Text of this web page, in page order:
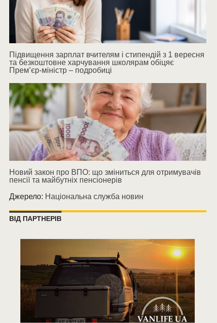
Підвищення зарплат вчителям і стипендій з 1 вересня
та безкоштовне харчування школярам обіцяє
Прем’єр-міністр – подробиці
Новий закон про ВПО: що зміниться для отримувачів
пенсії та майбутніх пенсіонерів
Джерело: Національна служба новин
ВІД ПАРТНЕРІВ